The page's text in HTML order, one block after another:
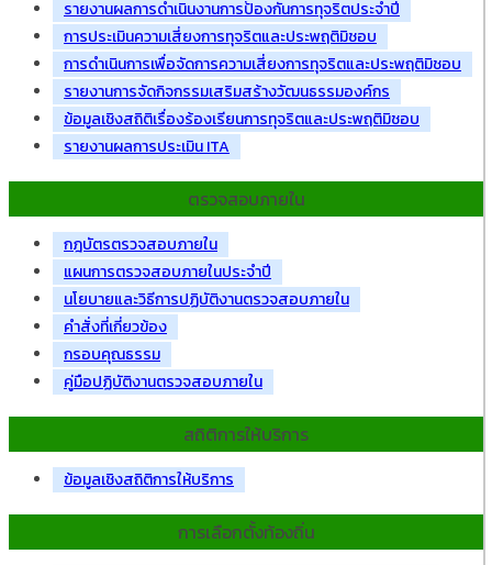
รายงานผลการดำเนินงานการป้องกันการทุจริตประจำปี
การประเมินความเสี่ยงการทุจริตและประพฤติมิชอบ
การดำเนินการเพื่อจัดการความเสี่ยงการทุจริตและประพฤติมิชอบ
รายงานการจัดกิจกรรมเสริมสร้างวัฒนธรรมองค์กร
ข้อมูลเชิงสถิติเรื่องร้องเรียนการทุจริตและประพฤติมิชอบ
รายงานผลการประเมิน ITA
ตรวจสอบภายใน
กฎบัตรตรวจสอบภายใน
แผนการตรวจสอบภายในประจำปี
นโยบายและวิธีการปฏิบัติงานตรวจสอบภายใน
คำสั่งที่เกี่ยวข้อง
กรอบคุณธรรม
คู่มือปฏิบัติงานตรวจสอบภายใน
สถิติการให้บริการ
ข้อมูลเชิงสถิติการให้บริการ
การเลือกตั้งท้องถิ่น